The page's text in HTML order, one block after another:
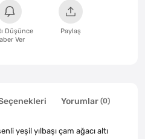
Düşünce
Ver
Paylaş
Yorumlar (0)
yeşil yılbaşı çam ağacı altı